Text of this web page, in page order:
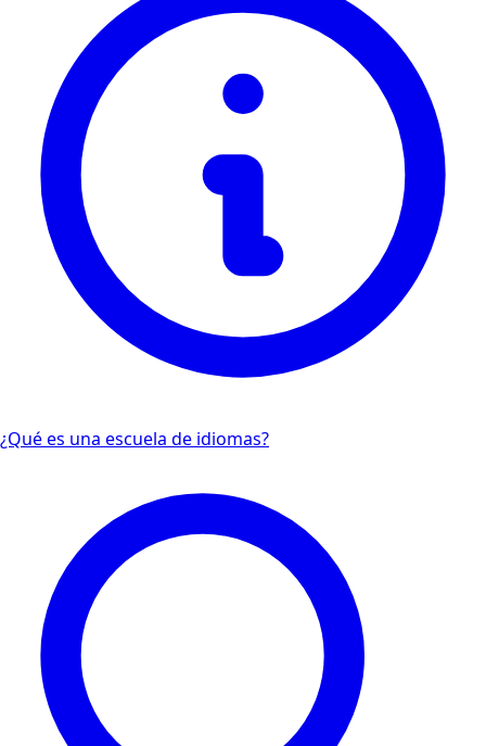
¿Qué es una escuela de idiomas?